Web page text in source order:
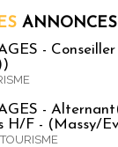
ANNONCES
-
-
H/F - (Massy/